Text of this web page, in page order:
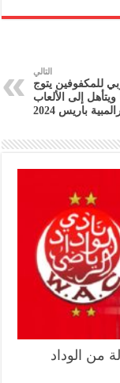
التالي
للمكفوفين يتوج
إلى الألعاب
باريس 2024
من الوداد